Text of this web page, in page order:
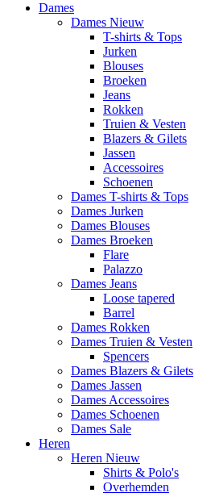
Dames
Dames Nieuw
T-shirts & Tops
Jurken
Blouses
Broeken
Jeans
Rokken
Truien & Vesten
Blazers & Gilets
Jassen
Accessoires
Schoenen
Dames T-shirts & Tops
Dames Jurken
Dames Blouses
Dames Broeken
Flare
Palazzo
Dames Jeans
Loose tapered
Barrel
Dames Rokken
Dames Truien & Vesten
Spencers
Dames Blazers & Gilets
Dames Jassen
Dames Accessoires
Dames Schoenen
Dames Sale
Heren
Heren Nieuw
Shirts & Polo's
Overhemden